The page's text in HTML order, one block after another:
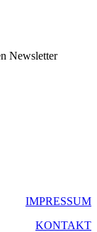
Newsletter
IMPRESSUM
KONTAKT